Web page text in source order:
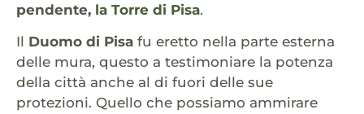
pendente, la Torre di Pisa.
Il Duomo di Pisa fu eretto nella parte esterna
delle mura, questo a testimoniare la potenza
della città anche al di fuori delle sue
protezioni. Quello che possiamo ammirare